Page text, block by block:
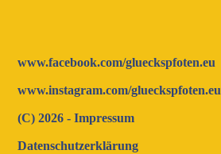
www.facebook.com/glueckspfoten.eu
www.instagram.com/glueckspfoten.eu
(C) 2026 - Impressum
Datenschutzerklärung